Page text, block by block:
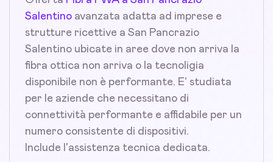
Salentino avanzata adatta ad imprese e
strutture ricettive a San Pancrazio
Salentino ubicate in aree dove non arriva la
fibra ottica non arriva o la tecnoligia
disponibile non è performante. E' studiata
per le aziende che necessitano di
connettività performante e affidabile per un
numero consistente di dispositivi.
Include l'assistenza tecnica dedicata.